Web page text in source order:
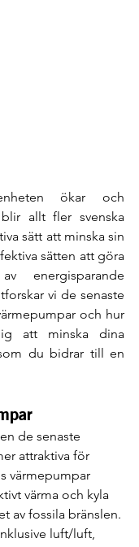
ökar och
allt fler svenska
sätt att minska sin
sätten att göra
energisparande
vi de senaste
och hur
att minska dina
du bidrar till en
de senaste
attraktiva för
värmepumpar
värma och kyla
av fossila bränslen.
luft/luft,